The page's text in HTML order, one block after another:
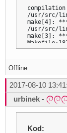
/usr/src/
make[4]:
/usr/src/
make[3]:
make[2]:
make: ***
make:
Unable to
For more
"http://
Offline
2017-08-10
urbinek -
Kod: